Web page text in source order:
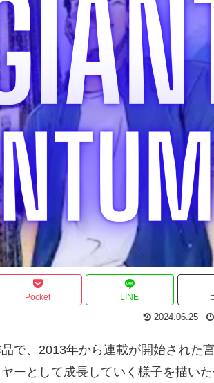
Pocket LINE
2024.06.25
で、2013年から連載が開始された
ーとして成長していく様子を描い